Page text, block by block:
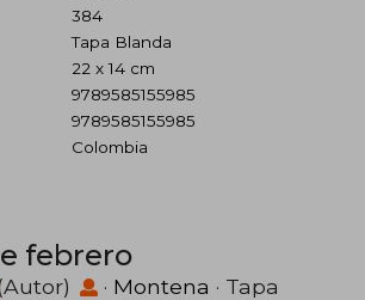
384
Tapa Blanda
22 x 14 cm
9789585155985
9789585155985
Colombia
febrero
· Montena · Tapa